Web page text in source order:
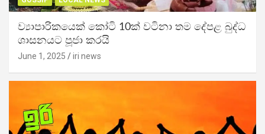
ව්‍යාපාරිකයෙක් කෝටි 10ක් වටිනා තම දේපළ බුද්ධ
ශාසනයට පූජා කරයි
June 1, 2025 iri news